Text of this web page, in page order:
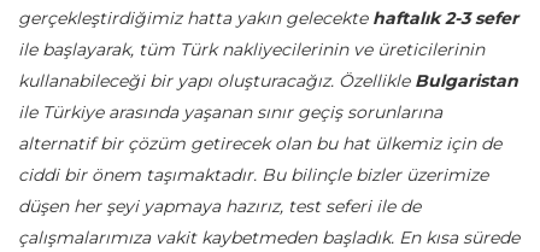
gerçekleştirdiğimiz hatta yakın gelecekte haftalık 2-3 sefer
ile başlayarak, tüm Türk nakliyecilerinin ve üreticilerinin
kullanabileceği bir yapı oluşturacağız. Özellikle Bulgaristan
ile Türkiye arasında yaşanan sınır geçiş sorunlarına
alternatif bir çözüm getirecek olan bu hat ülkemiz için de
ciddi bir önem taşımaktadır. Bu bilinçle bizler üzerimize
düşen her şeyi yapmaya hazırız, test seferi ile de
çalışmalarımıza vakit kaybetmeden başladık. En kısa sürede